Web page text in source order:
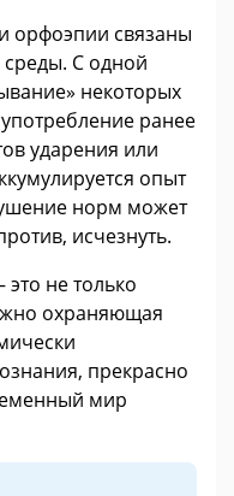
орфоэпии связаны
С одной
некоторых
ранее
ударения или
опыт
норм может
исчезнуть.
не только
охраняющая
прекрасно
мир